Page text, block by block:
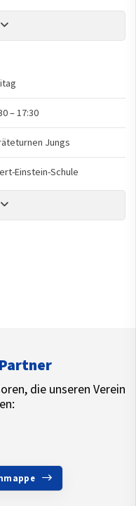
–17:30
Jungs
Einstein-Schule
die unseren Verein